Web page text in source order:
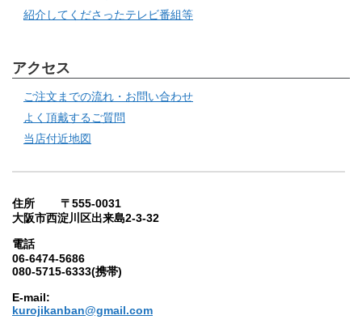
紹介してくださったテレビ番組等
アクセス
ご注文までの流れ・お問い合わせ
よく頂戴するご質問
当店付近地図
住所 〒555-0031
大阪市西淀川区出来島2-3-32
電話
06-6474-5686
080-5715-6333(携帯)
E-mail:
kurojikanban@gmail.com